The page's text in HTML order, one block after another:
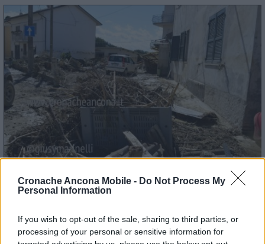
Cronache Ancona Mobile - Do Not Process My
Personal Information
If you wish to opt-out of the sale, sharing to third parties, or
processing of your personal or sensitive information for